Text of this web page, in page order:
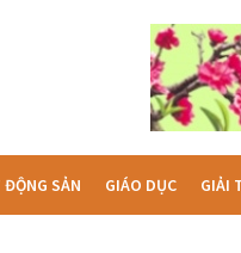
ĐỘNG SẢN GIÁO DỤC GIẢI